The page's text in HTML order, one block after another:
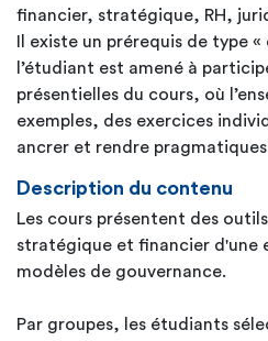
financier, stratégique, RH,
Il existe un prérequis de type
l’étudiant est amené à
présentielles du cours, où
exemples, des exercices
ancrer et rendre
Description du contenu
Les cours présentent des
stratégique et financier d'une
modèles de gouvernance.
Par groupes, les étudiants